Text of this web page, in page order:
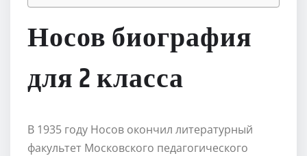
Носов биография
для 2 класса
В 1935 году Носов окончил литературный
факультет Московского педагогического